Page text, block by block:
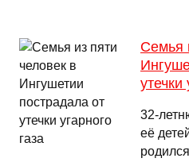
Семья
утечки
32-
её